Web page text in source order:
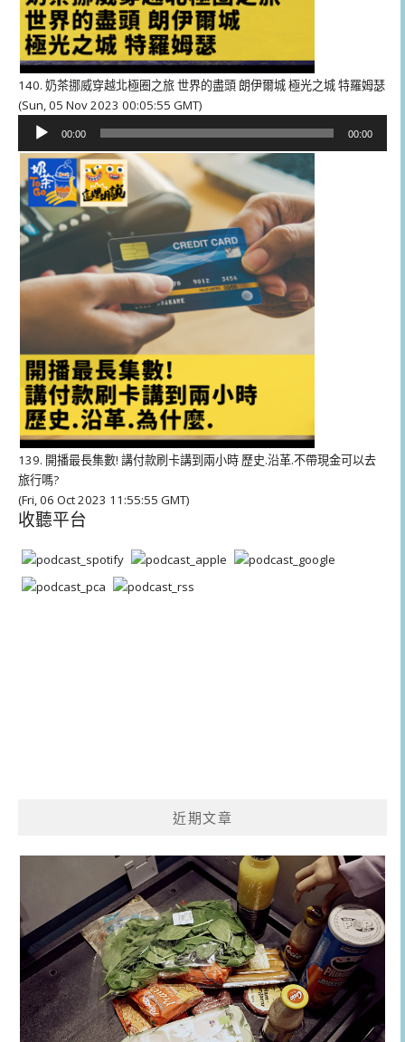
140. 奶茶挪威穿越北極圈之旅 世界的盡頭 朗伊爾城 極光之城 特羅姆瑟
(Sun, 05 Nov 2023 00:05:55 GMT)
播
放
器
00:00 00:00
139. 開播最長集數! 講付款刷卡講到兩小時 歷史.沿革.不帶現金可以去
旅行嗎?
(Fri, 06 Oct 2023 11:55:55 GMT)
收聽平台
近期文章